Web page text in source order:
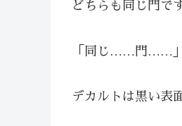
どちらも同じ門で
「同じ……門……」
デカルトは黒い表